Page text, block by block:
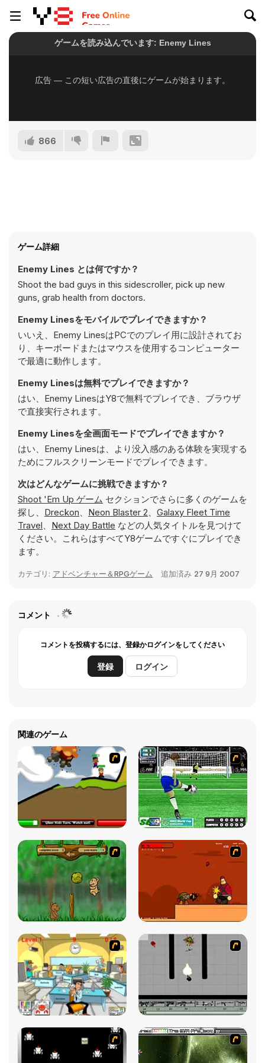
866
ゲーム詳細
Enemy Lines とは何ですか？
Shoot the bad guys in this sidescroller, pick up new
guns, grab health from doctors.
Enemy Linesをモバイルでプレイできますか？
いいえ、Enemy LinesはPCでのプレイ用に設計されてお
り、キーボードまたはマウスを使用するコンピューター
で最適に動作します。
Enemy Linesは無料でプレイできますか？
はい、Enemy LinesはY8で無料でプレイでき、ブラウザ
で直接実行されます。
Enemy Linesを全画面モードでプレイできますか？
はい、Enemy Linesは、より没入感のある体験を実現する
ためにフルスクリーンモードでプレイできます。
次はどんなゲームに挑戦できますか？
Shoot 'Em Up ゲーム セクションでさらに多くのゲームを
探し、 Dreckon、 Neon Blaster 2、 Galaxy Fleet Time
Travel、 Next Day Battle などの人気タイトルを見つけて
ください。これらはすべてY8ゲームですぐにプレイでき
ます。
カテゴリ: アドベンチャー＆RPGゲーム 追加済み 27 9月 2007
コメント
コメントを投稿するには、登録かログインをしてください
登録 ログイン
関連のゲーム